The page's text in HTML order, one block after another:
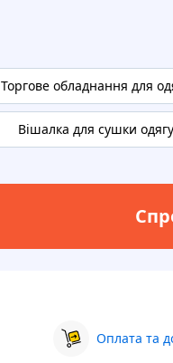
Торгове обладнання для
Вішалка для сушки одягу
Оплата та